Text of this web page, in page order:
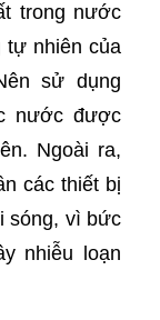
trong nước
tự nhiên của
sử dụng
nước được
Ngoài ra,
các thiết bị
sóng, vì bức
nhiễu loạn